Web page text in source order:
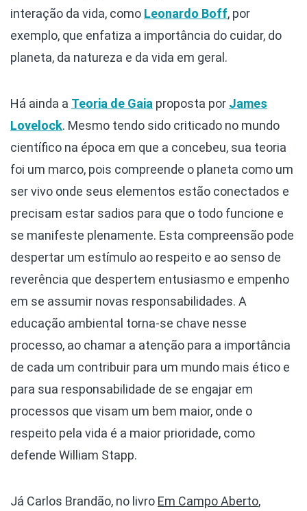
interação da vida, como Leonardo Boff, por
exemplo, que enfatiza a importância do cuidar, do
planeta, da natureza e da vida em geral.
Há ainda a Teoria de Gaia proposta por James
Lovelock. Mesmo tendo sido criticado no mundo
científico na época em que a concebeu, sua teoria
foi um marco, pois compreende o planeta como um
ser vivo onde seus elementos estão conectados e
precisam estar sadios para que o todo funcione e
se manifeste plenamente. Esta compreensão pode
despertar um estímulo ao respeito e ao senso de
reverência que despertem entusiasmo e empenho
em se assumir novas responsabilidades. A
educação ambiental torna-se chave nesse
processo, ao chamar a atenção para a importância
de cada um contribuir para um mundo mais ético e
para sua responsabilidade de se engajar em
processos que visam um bem maior, onde o
respeito pela vida é a maior prioridade, como
defende William Stapp.
Já Carlos Brandão, no livro Em Campo Aberto,